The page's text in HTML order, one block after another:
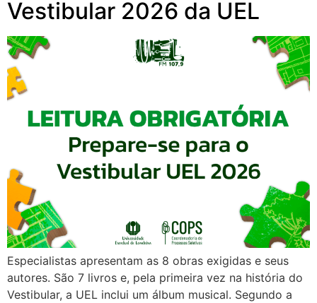
Vestibular 2026 da UEL
Especialistas apresentam as 8 obras exigidas e seus
autores. São 7 livros e, pela primeira vez na história do
Vestibular, a UEL inclui um álbum musical. Segundo a